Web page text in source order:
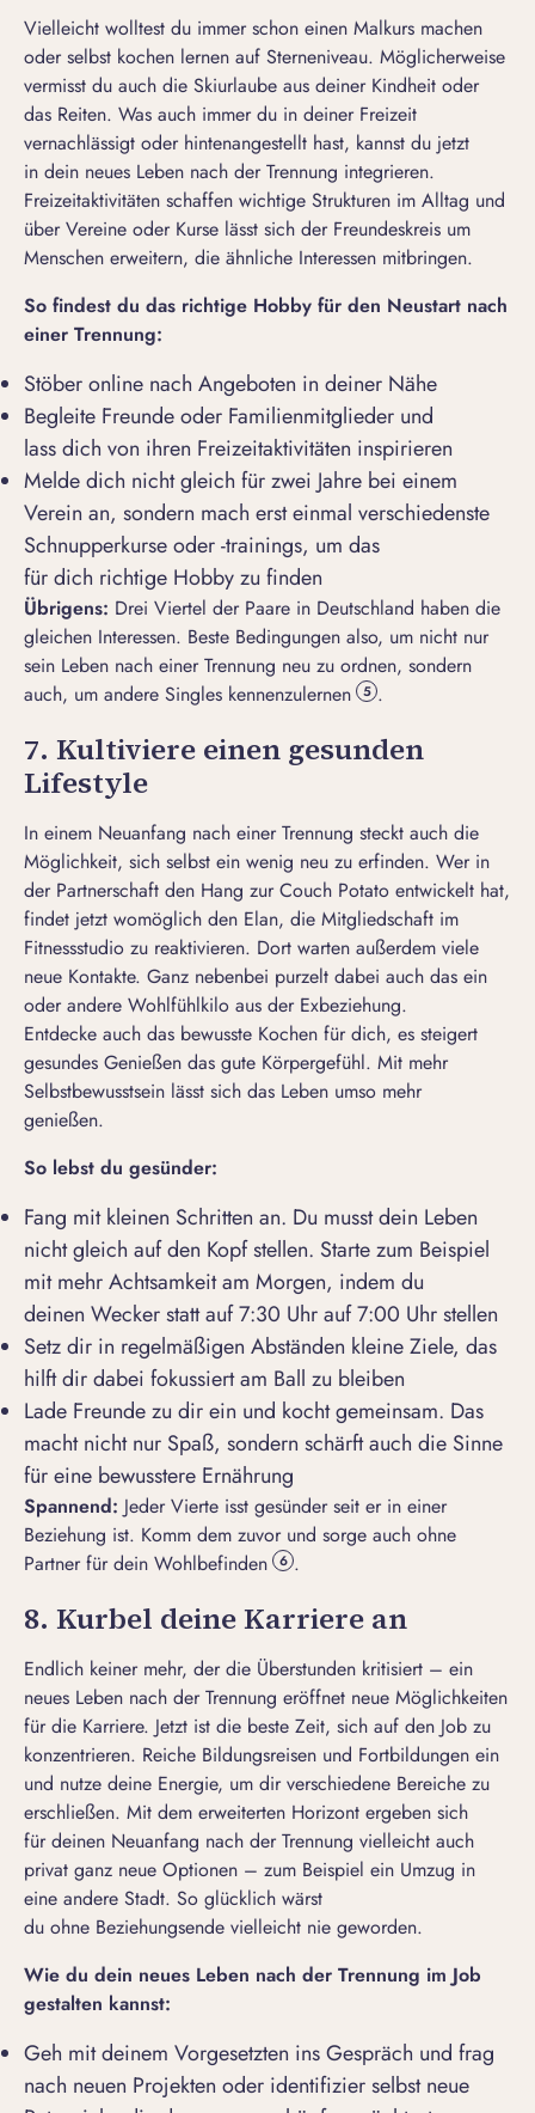
Vielleicht wolltest du immer schon einen Malkurs machen
oder selbst kochen lernen auf Sterneniveau. Möglicherweise
vermisst du auch die Skiurlaube aus deiner Kindheit oder
das Reiten. Was auch immer du in deiner Freizeit
vernachlässigt oder hintenangestellt hast, kannst du jetzt
in dein neues Leben nach der Trennung integrieren.
Freizeitaktivitäten schaffen wichtige Strukturen im Alltag und
über Vereine oder Kurse lässt sich der Freundeskreis um
Menschen erweitern, die ähnliche Interessen mitbringen.
So findest du das richtige Hobby für den Neustart nach
einer Trennung:
Stöber online nach Angeboten in deiner Nähe
Begleite Freunde oder Familienmitglieder und
lass dich von ihren Freizeitaktivitäten inspirieren
Melde dich nicht gleich für zwei Jahre bei einem
Verein an, sondern mach erst einmal verschiedenste
Schnupperkurse oder -trainings, um das
für dich richtige Hobby zu finden
Übrigens: Drei Viertel der Paare in Deutschland haben die
gleichen Interessen. Beste Bedingungen also, um nicht nur
sein Leben nach einer Trennung neu zu ordnen, sondern
auch, um andere Singles kennenzulernen 5 .
7. Kultiviere einen gesunden
Lifestyle
In einem Neuanfang nach einer Trennung steckt auch die
Möglichkeit, sich selbst ein wenig neu zu erfinden. Wer in
der Partnerschaft den Hang zur Couch Potato entwickelt hat,
findet jetzt womöglich den Elan, die Mitgliedschaft im
Fitnessstudio zu reaktivieren. Dort warten außerdem viele
neue Kontakte. Ganz nebenbei purzelt dabei auch das ein
oder andere Wohlfühlkilo aus der Exbeziehung.
Entdecke auch das bewusste Kochen für dich, es steigert
gesundes Genießen das gute Körpergefühl. Mit mehr
Selbstbewusstsein lässt sich das Leben umso mehr
genießen.
So lebst du gesünder:
Fang mit kleinen Schritten an. Du musst dein Leben
nicht gleich auf den Kopf stellen. Starte zum Beispiel
mit mehr Achtsamkeit am Morgen, indem du
deinen Wecker statt auf 7:30 Uhr auf 7:00 Uhr stellen
Setz dir in regelmäßigen Abständen kleine Ziele, das
hilft dir dabei fokussiert am Ball zu bleiben
Lade Freunde zu dir ein und kocht gemeinsam. Das
macht nicht nur Spaß, sondern schärft auch die Sinne
für eine bewusstere Ernährung
Spannend: Jeder Vierte isst gesünder seit er in einer
Beziehung ist. Komm dem zuvor und sorge auch ohne
Partner für dein Wohlbefinden
6 .
8. Kurbel deine Karriere an
Endlich keiner mehr, der die Überstunden kritisiert – ein
neues Leben nach der Trennung eröffnet neue Möglichkeiten
für die Karriere. Jetzt ist die beste Zeit, sich auf den Job zu
konzentrieren. Reiche Bildungsreisen und Fortbildungen ein
und nutze deine Energie, um dir verschiedene Bereiche zu
erschließen. Mit dem erweiterten Horizont ergeben sich
für deinen Neuanfang nach der Trennung vielleicht auch
privat ganz neue Optionen – zum Beispiel ein Umzug in
eine andere Stadt. So glücklich wärst
du ohne Beziehungsende vielleicht nie geworden.
Wie du dein neues Leben nach der Trennung im Job
gestalten kannst:
Geh mit deinem Vorgesetzten ins Gespräch und frag
nach neuen Projekten oder identifizier selbst neue